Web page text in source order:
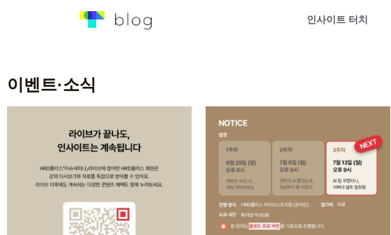
인사이트 터치
이벤트·소식